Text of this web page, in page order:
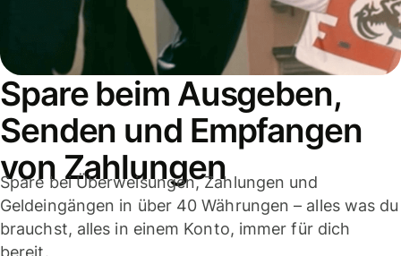
Spare beim Ausgeben,
Senden und Empfangen
von Zahlungen
Spare bei Überweisungen, Zahlungen und
Geldeingängen in über 40 Währungen – alles was du
brauchst, alles in einem Konto, immer für dich
bereit.